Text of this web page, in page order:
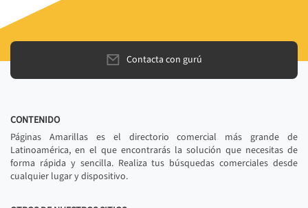
Contacta con gurú
CONTENIDO
Páginas Amarillas es el directorio comercial más grande de
Latinoamérica, en el que encontrarás la solución que necesitas de
forma rápida y sencilla. Realiza tus búsquedas comerciales desde
cualquier lugar y dispositivo.